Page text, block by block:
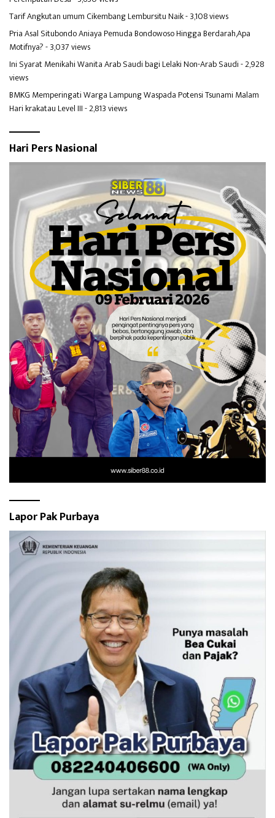
Tarif Angkutan umum Cikembang Lembursitu Naik- 3,108 views
Pria Asal Situbondo Aniaya Pemuda Bondowoso Hingga Berdarah,Apa
Motifnya?- 3,037 views
Ini Syarat Menikahi Wanita Arab Saudi bagi Lelaki Non-Arab Saudi- 2,928
views
BMKG Memperingati Warga Lampung Waspada Potensi Tsunami Malam
Hari krakatau Level III- 2,813 views
Hari Pers Nasional
Lapor Pak Purbaya